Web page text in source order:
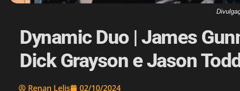
Dynamic Duo | James
Dick Grayson e Jason Todd
Renan Lelis 02/10/2024